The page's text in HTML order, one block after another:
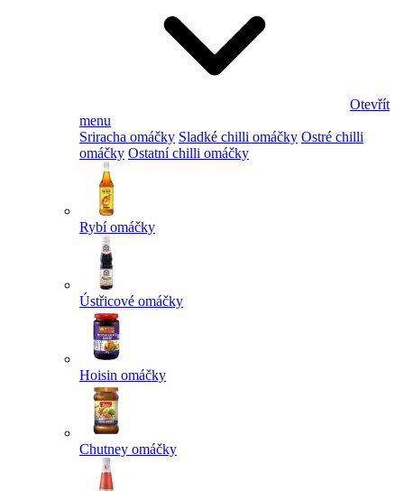
Otevřít
menu
Sriracha omáčky Sladké chilli omáčky Ostré chilli
omáčky Ostatní chilli omáčky
Rybí omáčky
Ústřicové omáčky
Hoisin omáčky
Chutney omáčky